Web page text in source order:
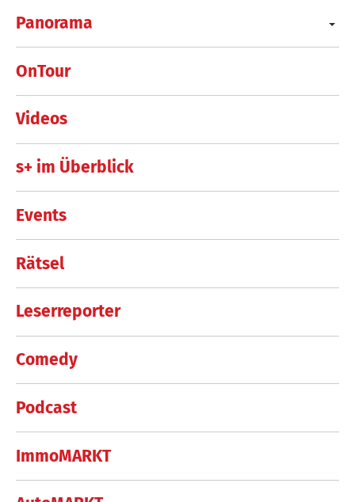
Panorama
OnTour
Videos
s+ im Überblick
Events
Rätsel
Leserreporter
Comedy
Podcast
ImmoMARKT